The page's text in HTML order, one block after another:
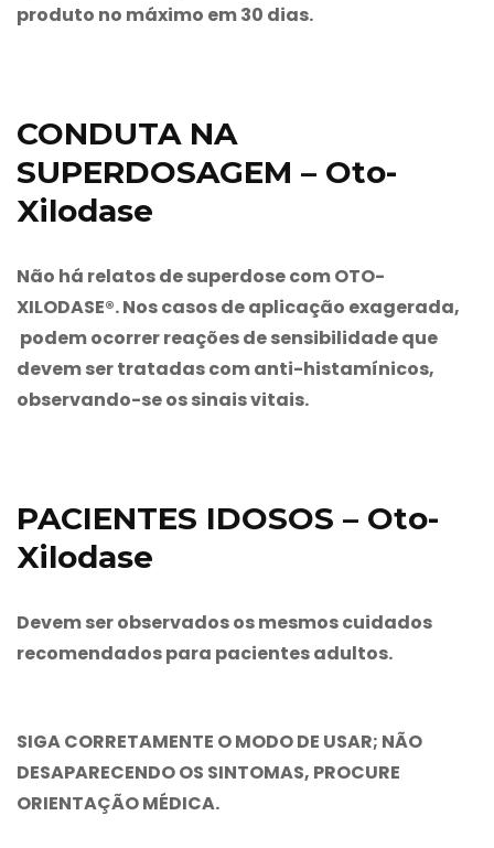
produto no máximo em 30 dias.
CONDUTA NA
SUPERDOSAGEM – Oto-
Xilodase
Não há relatos de superdose com OTO-
XILODASE®. Nos casos de aplicação exagerada,
podem ocorrer reações de sensibilidade que
devem ser tratadas com anti-histamínicos,
observando-se os sinais vitais.
PACIENTES IDOSOS – Oto-
Xilodase
Devem ser observados os mesmos cuidados
recomendados para pacientes adultos.
SIGA CORRETAMENTE O MODO DE USAR; NÃO
DESAPARECENDO OS SINTOMAS, PROCURE
ORIENTAÇÃO MÉDICA.